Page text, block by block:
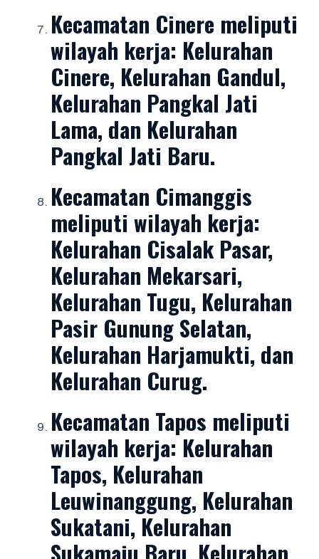
Kecamatan Cinere meliputi
wilayah kerja: Kelurahan
Cinere, Kelurahan Gandul,
Kelurahan Pangkal Jati
Lama, dan Kelurahan
Pangkal Jati Baru.
Kecamatan Cimanggis
meliputi wilayah kerja:
Kelurahan Cisalak Pasar,
Kelurahan Mekarsari,
Kelurahan Tugu, Kelurahan
Pasir Gunung Selatan,
Kelurahan Harjamukti, dan
Kelurahan Curug.
Kecamatan Tapos meliputi
wilayah kerja: Kelurahan
Tapos, Kelurahan
Leuwinanggung, Kelurahan
Sukatani, Kelurahan
Sukamaju Baru, Kelurahan